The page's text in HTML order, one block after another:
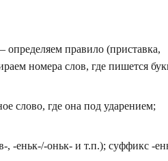
правило (приставка,
номера слов, где пишется
слово, где она под ударением;
, -еньк-/-оньк- и т.п.); суффикс -